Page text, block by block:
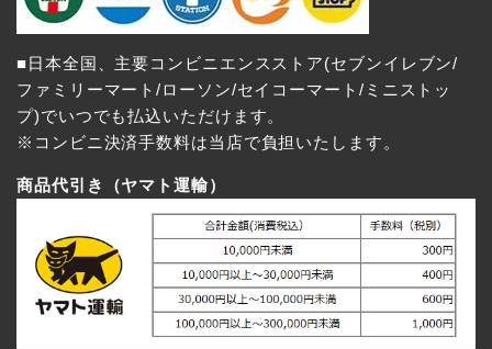
■日本全国、主要コンビニエンスストア(セブンイレブン/
ファミリーマート/ローソン/セイコーマート/ミニストッ
プ)でいつでも払込いただけます。
※コンビニ決済手数料は当店で負担いたします。
商品代引き（ヤマト運輸）